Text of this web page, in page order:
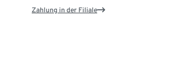
Zahlung in der Filiale